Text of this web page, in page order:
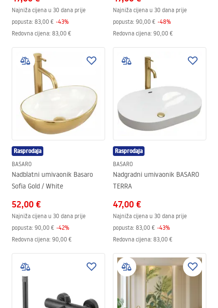
Najniža cijena u 30 dana prije
popusta: 83,00 € -43%
Redovna cijena: 83,00 €
Najniža cijena u 30 dana prije
popusta: 90,00 € -48%
Redovna cijena: 90,00 €
Rasprodaja
BASARO
Nadblatni umivaonik Basaro
Sofia Gold / White
52,00 €
Najniža cijena u 30 dana prije
popusta: 90,00 € -42%
Redovna cijena: 90,00 €
Rasprodaja
BASARO
Nadgradni umivaonik BASARO
TERRA
47,00 €
Najniža cijena u 30 dana prije
popusta: 83,00 € -43%
Redovna cijena: 83,00 €